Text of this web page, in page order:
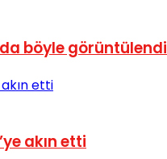
böyle görüntülendi
akın etti